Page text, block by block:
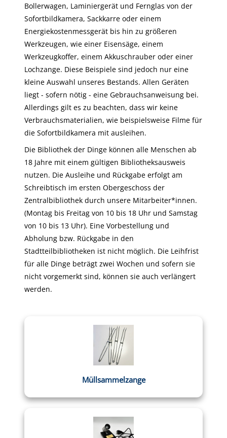
Bollerwagen, Laminiergerät und Fernglas von der
Sofortbildkamera, Sackkarre oder einem
Energiekostenmessgerät bis hin zu größeren
Werkzeugen, wie einer Eisensäge, einem
Werkzeugkoffer, einem Akkuschrauber oder einer
Lochzange. Diese Beispiele sind jedoch nur eine
kleine Auswahl unseres Bestands. Allen Geräten
liegt - sofern nötig - eine Gebrauchsanweisung bei.
Allerdings gilt es zu beachten, dass wir keine
Verbrauchsmaterialien, wie beispielsweise Filme für
die Sofortbildkamera mit ausleihen.
Die Bibliothek der Dinge können alle Menschen ab
18 Jahre mit einem gültigen Bibliotheksausweis
nutzen. Die Ausleihe und Rückgabe erfolgt am
Schreibtisch im ersten Obergeschoss der
Zentralbibliothek durch unsere Mitarbeiter*innen.
(Montag bis Freitag von 10 bis 18 Uhr und Samstag
von 10 bis 13 Uhr). Eine Vorbestellung und
Abholung bzw. Rückgabe in den
Stadtteilbibliotheken ist nicht möglich. Die Leihfrist
für alle Dinge beträgt zwei Wochen und sofern sie
nicht vorgemerkt sind, können sie auch verlängert
werden.
Müllsammelzange